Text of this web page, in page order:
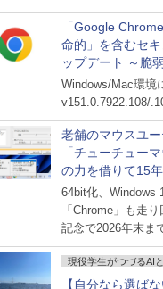
「Google
命的」を含むセ
ップデート ～脆
対処
Windows/Mac環境
v151.0.7922.108/
老舗のマウスユ
「チューチュー
の力を借りて15
64bit化、Windows
「Chrome」も走
記念で2026年末ま
現役学生がつづるAI
【自分なら選ば